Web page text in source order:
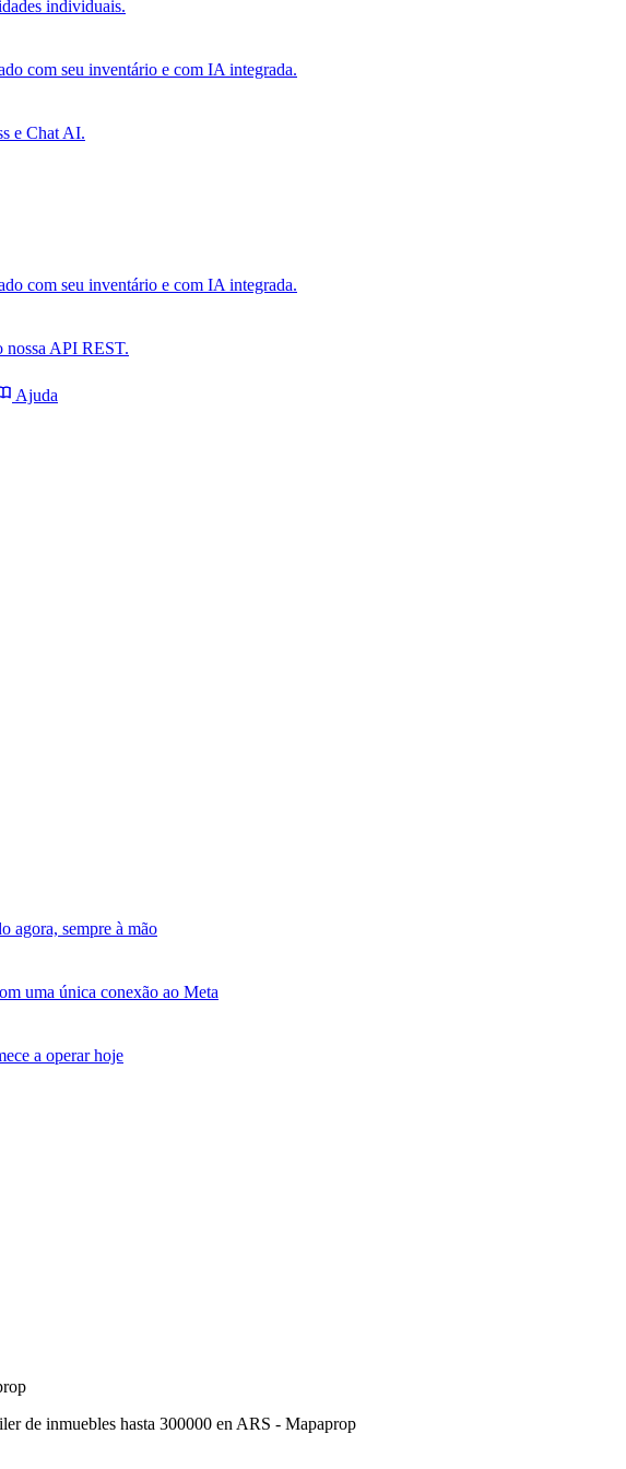
individuais.
com seu inventário e com IA integrada.
e Chat AI.
com seu inventário e com IA integrada.
nossa API REST.
Ajuda
agora, sempre à mão
uma única conexão ao Meta
a operar hoje
de inmuebles hasta 300000 en ARS - Mapaprop